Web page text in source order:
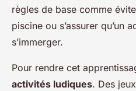
règles de base comme
piscine ou s’assurer qu’un
s’immerger.
Pour rendre cet
activités ludiques. Des